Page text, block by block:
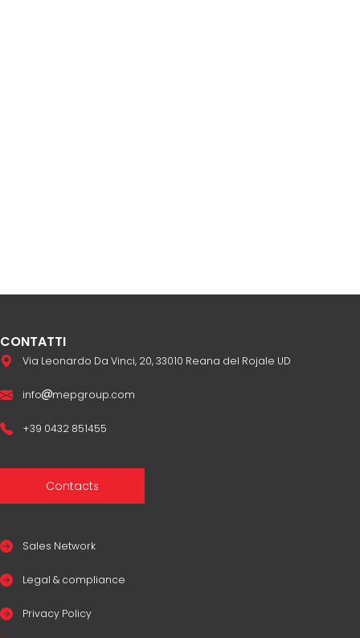
CONTATTI
Via Leonardo Da Vinci, 20, 33010 Reana del Rojale UD
info mepgroup.com
+39 0432 851455
Contacts
Sales Network
Legal & compliance
Privacy Policy